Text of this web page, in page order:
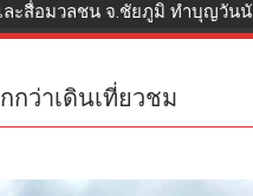
ะสื่อมวลชน จ.ชัยภูมิ ทำบุญวันนั
กว่าเดินเที่ยวชม